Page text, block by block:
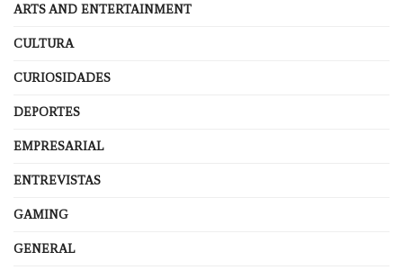
ARTS AND ENTERTAINMENT
CULTURA
CURIOSIDADES
DEPORTES
EMPRESARIAL
ENTREVISTAS
GAMING
GENERAL